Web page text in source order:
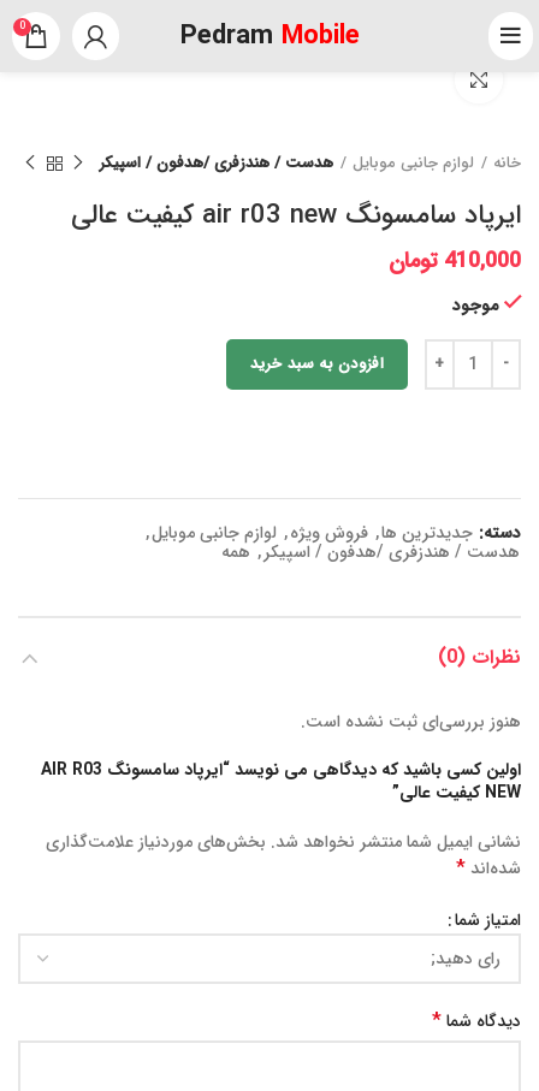
Pedram Mobile
0
خانه لوازم جانبی موبایل هدست / هندزفری /هدفون / اسپیکر
ایرپاد سامسونگ air r03 new کیفیت عالی
410,000 تومان
موجود
افزودن به سبد خرید
دسته: جدیدترین ها, فروش ویژه, لوازم جانبی موبایل,
هدست / هندزفری /هدفون / اسپیکر, همه
نظرات (0)
هنوز بررسی‌ای ثبت نشده است.
اولین کسی باشید که دیدگاهی می نویسد “ایرپاد سامسونگ AIR R03
NEW کیفیت عالی”
نشانی ایمیل شما منتشر نخواهد شد. بخش‌های موردنیاز علامت‌گذاری
شده‌اند *
امتیاز شما
دیدگاه شما*